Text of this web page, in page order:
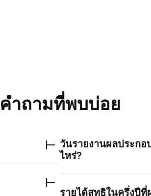
คำถามที่พบบ่อย
วันรายงานผลประกอ
ไหร่?
รายได้สุทธิในครึ่งปีที่